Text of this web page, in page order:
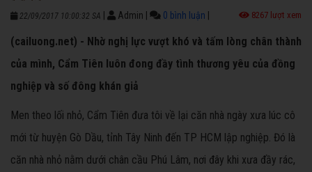
22/09/2017 10:00:32 SA Admin 0 bình luận 8267 lượt xem
(cailuong.net) - Nhờ nghị lực vượt khó và tấm lòng chân thành
của mình, Cẩm Tiên luôn đong đầy tình thương yêu của đồng
nghiệp và số đông khán giả
Men theo lối nhỏ, Cẩm Tiên đưa tôi về lại căn nhà ngày xưa lúc cô
mới từ huyện Gò Dầu, tỉnh Tây Ninh đến TP HCM lập nghiệp. Đó là
căn nhà nhỏ nằm dưới chân cầu Phú Lâm, nơi đây khi xưa đầy rác,